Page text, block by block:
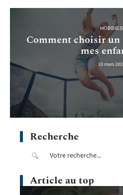
HOBBIES
Comment choisir
mes
10 mars
Recherche
Article au top